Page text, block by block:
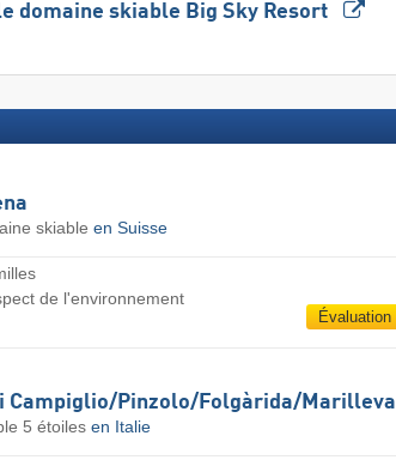
domaine skiable Big Sky Resort
skiable en Suisse
de l'environnement
Évaluation
Campiglio/​Pinzolo/​Folgàrida/​Marilleva
5 étoiles en Italie